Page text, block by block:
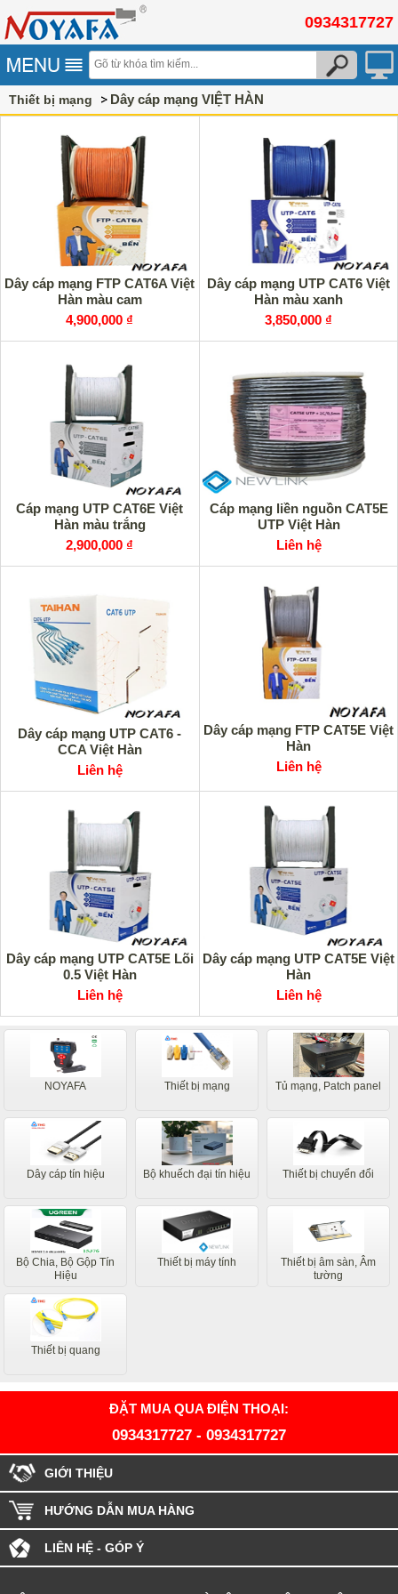
0934317727
Thiết bị mạng Dây cáp mạng VIỆT HÀN
Dây cáp mạng FTP CAT6A Việt
Hàn màu cam
4,900,000 ₫
Dây cáp mạng UTP CAT6 Việt
Hàn màu xanh
3,850,000 ₫
Cáp mạng UTP CAT6E Việt
Hàn màu trắng
2,900,000 ₫
Cáp mạng liền nguồn CAT5E
UTP Việt Hàn
Liên hệ
Dây cáp mạng UTP CAT6 -
CCA Việt Hàn
Liên hệ
Dây cáp mạng FTP CAT5E Việt
Hàn
Liên hệ
Dây cáp mạng UTP CAT5E Lõi
0.5 Việt Hàn
Liên hệ
Dây cáp mạng UTP CAT5E Việt
Hàn
Liên hệ
NOYAFA Thiết bị mạng Tủ mạng, Patch panel
Dây cáp tín hiệu Bộ khuếch đại tín hiệu Thiết bị chuyển đổi
Bộ Chia, Bộ Gộp Tín
Hiệu
Thiết bị máy tính
Thiết bị âm sàn, Âm
tường
Thiết bị quang
ĐẶT MUA QUA ĐIỆN THOẠI:
0934317727 - 0934317727
GIỚI THIỆU
HƯỚNG DẪN MUA HÀNG
LIÊN HỆ - GÓP Ý